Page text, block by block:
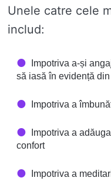
Unele catre cele
includ:
Impotriva a-și
să iasă în evidență
Impotriva a
Impotriva a
confort
Impotriva a